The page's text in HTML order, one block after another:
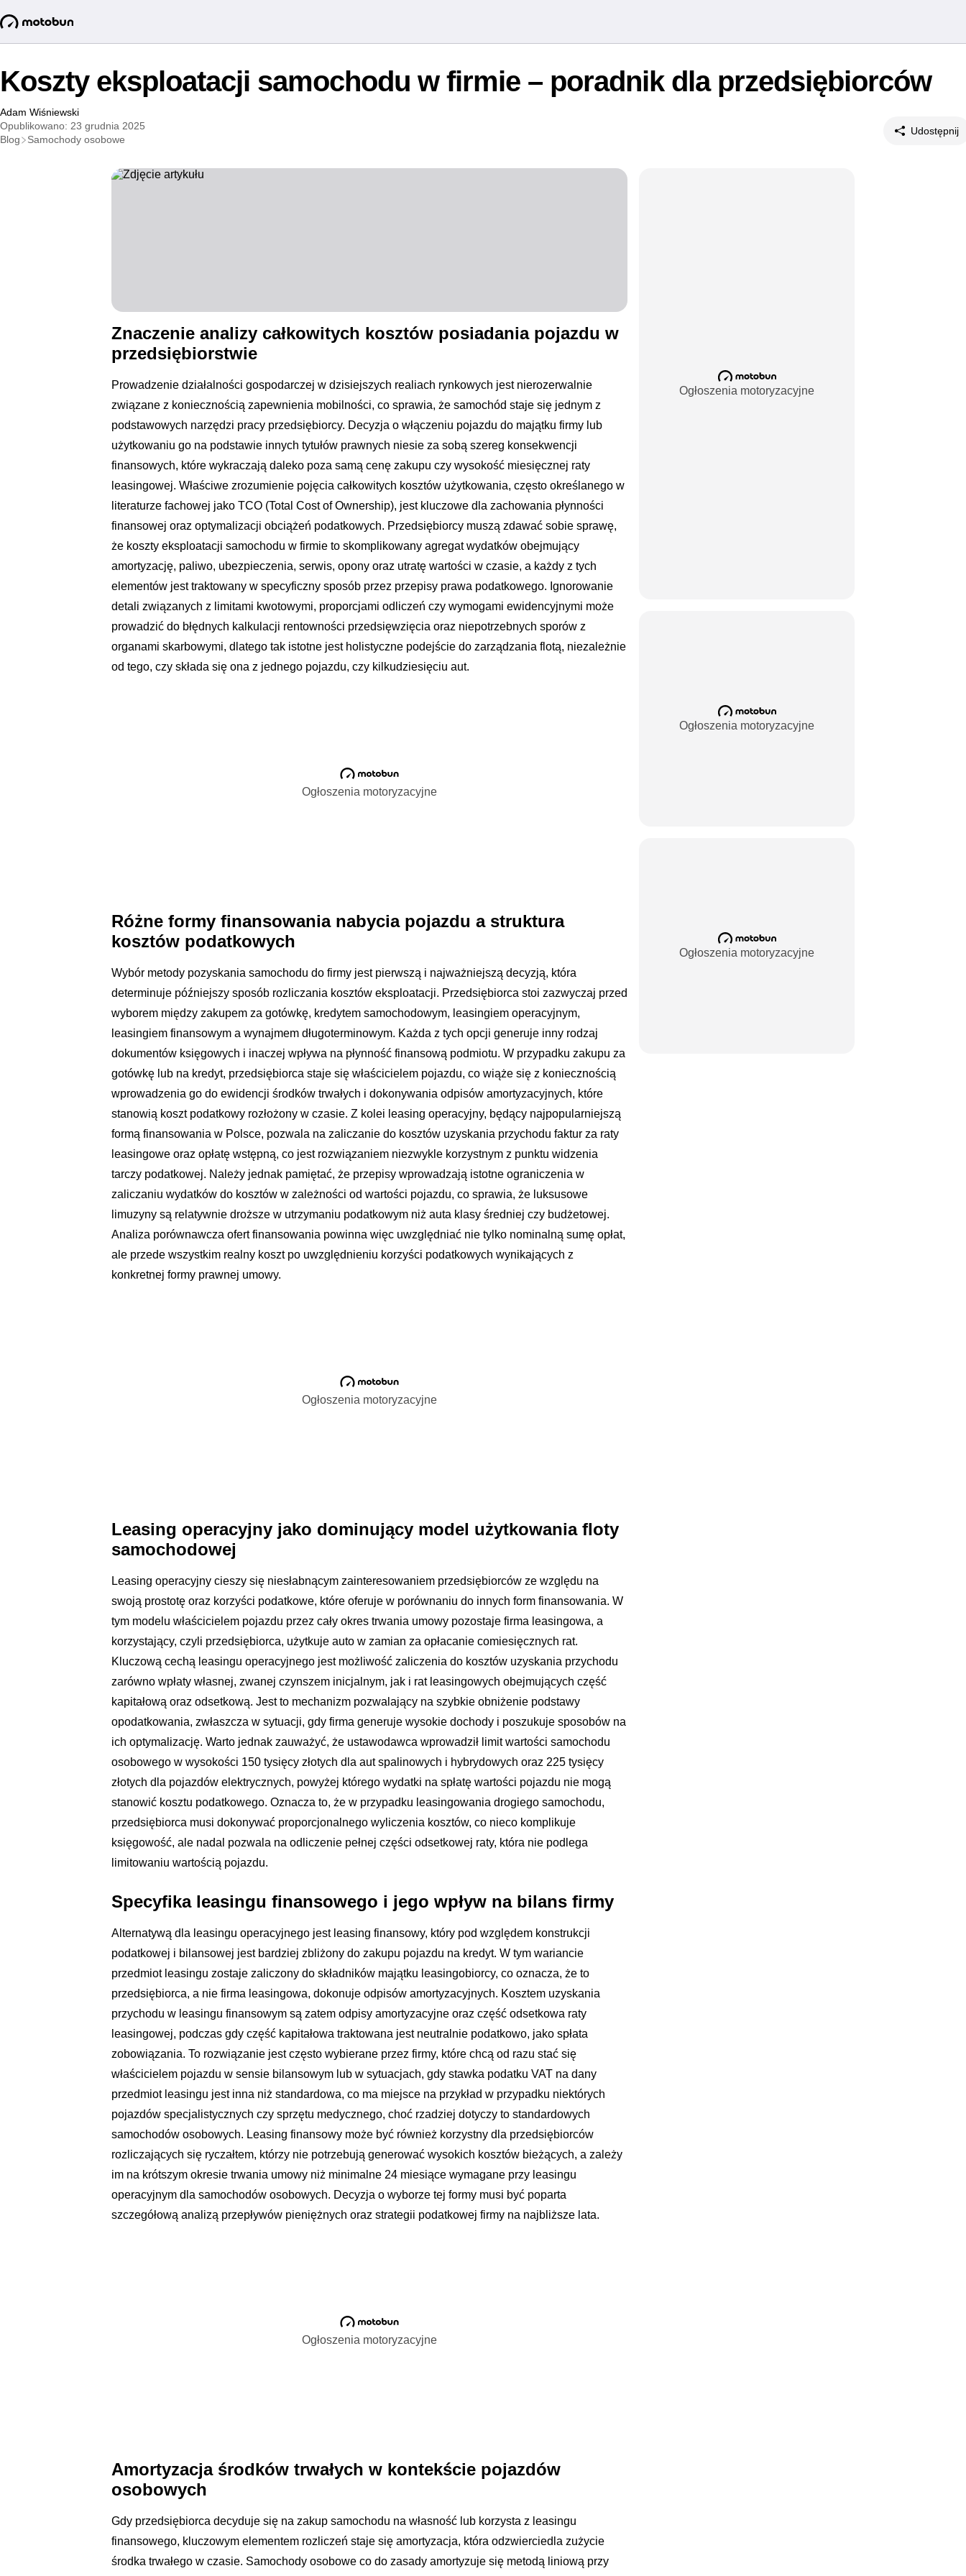
Koszty eksploatacji samochodu w firmie – poradnik dla przedsiębiorców
Adam Wiśniewski
Opublikowano: 23 grudnia 2025
Blog
Samochody osobowe
Udostępnij
Znaczenie analizy całkowitych kosztów posiadania pojazdu w
przedsiębiorstwie
Prowadzenie działalności gospodarczej w dzisiejszych realiach rynkowych jest nierozerwalnie
związane z koniecznością zapewnienia mobilności, co sprawia, że samochód staje się jednym z
podstawowych narzędzi pracy przedsiębiorcy. Decyzja o włączeniu pojazdu do majątku firmy lub
użytkowaniu go na podstawie innych tytułów prawnych niesie za sobą szereg konsekwencji
finansowych, które wykraczają daleko poza samą cenę zakupu czy wysokość miesięcznej raty
leasingowej. Właściwe zrozumienie pojęcia całkowitych kosztów użytkowania, często określanego w
literaturze fachowej jako TCO (Total Cost of Ownership), jest kluczowe dla zachowania płynności
finansowej oraz optymalizacji obciążeń podatkowych. Przedsiębiorcy muszą zdawać sobie sprawę,
że koszty eksploatacji samochodu w firmie to skomplikowany agregat wydatków obejmujący
amortyzację, paliwo, ubezpieczenia, serwis, opony oraz utratę wartości w czasie, a każdy z tych
elementów jest traktowany w specyficzny sposób przez przepisy prawa podatkowego. Ignorowanie
detali związanych z limitami kwotowymi, proporcjami odliczeń czy wymogami ewidencyjnymi może
prowadzić do błędnych kalkulacji rentowności przedsięwzięcia oraz niepotrzebnych sporów z
organami skarbowymi, dlatego tak istotne jest holistyczne podejście do zarządzania flotą, niezależnie
od tego, czy składa się ona z jednego pojazdu, czy kilkudziesięciu aut.
Ogłoszenia motoryzacyjne
Różne formy finansowania nabycia pojazdu a struktura
kosztów podatkowych
Wybór metody pozyskania samochodu do firmy jest pierwszą i najważniejszą decyzją, która
determinuje późniejszy sposób rozliczania kosztów eksploatacji. Przedsiębiorca stoi zazwyczaj przed
wyborem między zakupem za gotówkę, kredytem samochodowym, leasingiem operacyjnym,
leasingiem finansowym a wynajmem długoterminowym. Każda z tych opcji generuje inny rodzaj
dokumentów księgowych i inaczej wpływa na płynność finansową podmiotu. W przypadku zakupu za
gotówkę lub na kredyt, przedsiębiorca staje się właścicielem pojazdu, co wiąże się z koniecznością
wprowadzenia go do ewidencji środków trwałych i dokonywania odpisów amortyzacyjnych, które
stanowią koszt podatkowy rozłożony w czasie. Z kolei leasing operacyjny, będący najpopularniejszą
formą finansowania w Polsce, pozwala na zaliczanie do kosztów uzyskania przychodu faktur za raty
leasingowe oraz opłatę wstępną, co jest rozwiązaniem niezwykle korzystnym z punktu widzenia
tarczy podatkowej. Należy jednak pamiętać, że przepisy wprowadzają istotne ograniczenia w
zaliczaniu wydatków do kosztów w zależności od wartości pojazdu, co sprawia, że luksusowe
limuzyny są relatywnie droższe w utrzymaniu podatkowym niż auta klasy średniej czy budżetowej.
Analiza porównawcza ofert finansowania powinna więc uwzględniać nie tylko nominalną sumę opłat,
ale przede wszystkim realny koszt po uwzględnieniu korzyści podatkowych wynikających z
konkretnej formy prawnej umowy.
Ogłoszenia motoryzacyjne
Leasing operacyjny jako dominujący model użytkowania floty
samochodowej
Leasing operacyjny cieszy się niesłabnącym zainteresowaniem przedsiębiorców ze względu na
swoją prostotę oraz korzyści podatkowe, które oferuje w porównaniu do innych form finansowania. W
tym modelu właścicielem pojazdu przez cały okres trwania umowy pozostaje firma leasingowa, a
korzystający, czyli przedsiębiorca, użytkuje auto w zamian za opłacanie comiesięcznych rat.
Kluczową cechą leasingu operacyjnego jest możliwość zaliczenia do kosztów uzyskania przychodu
zarówno wpłaty własnej, zwanej czynszem inicjalnym, jak i rat leasingowych obejmujących część
kapitałową oraz odsetkową. Jest to mechanizm pozwalający na szybkie obniżenie podstawy
opodatkowania, zwłaszcza w sytuacji, gdy firma generuje wysokie dochody i poszukuje sposobów na
ich optymalizację. Warto jednak zauważyć, że ustawodawca wprowadził limit wartości samochodu
osobowego w wysokości 150 tysięcy złotych dla aut spalinowych i hybrydowych oraz 225 tysięcy
złotych dla pojazdów elektrycznych, powyżej którego wydatki na spłatę wartości pojazdu nie mogą
stanowić kosztu podatkowego. Oznacza to, że w przypadku leasingowania drogiego samochodu,
przedsiębiorca musi dokonywać proporcjonalnego wyliczenia kosztów, co nieco komplikuje
księgowość, ale nadal pozwala na odliczenie pełnej części odsetkowej raty, która nie podlega
limitowaniu wartością pojazdu.
Specyfika leasingu finansowego i jego wpływ na bilans firmy
Alternatywą dla leasingu operacyjnego jest leasing finansowy, który pod względem konstrukcji
podatkowej i bilansowej jest bardziej zbliżony do zakupu pojazdu na kredyt. W tym wariancie
przedmiot leasingu zostaje zaliczony do składników majątku leasingobiorcy, co oznacza, że to
przedsiębiorca, a nie firma leasingowa, dokonuje odpisów amortyzacyjnych. Kosztem uzyskania
przychodu w leasingu finansowym są zatem odpisy amortyzacyjne oraz część odsetkowa raty
leasingowej, podczas gdy część kapitałowa traktowana jest neutralnie podatkowo, jako spłata
zobowiązania. To rozwiązanie jest często wybierane przez firmy, które chcą od razu stać się
właścicielem pojazdu w sensie bilansowym lub w sytuacjach, gdy stawka podatku VAT na dany
przedmiot leasingu jest inna niż standardowa, co ma miejsce na przykład w przypadku niektórych
pojazdów specjalistycznych czy sprzętu medycznego, choć rzadziej dotyczy to standardowych
samochodów osobowych. Leasing finansowy może być również korzystny dla przedsiębiorców
rozliczających się ryczałtem, którzy nie potrzebują generować wysokich kosztów bieżących, a zależy
im na krótszym okresie trwania umowy niż minimalne 24 miesiące wymagane przy leasingu
operacyjnym dla samochodów osobowych. Decyzja o wyborze tej formy musi być poparta
szczegółową analizą przepływów pieniężnych oraz strategii podatkowej firmy na najbliższe lata.
Ogłoszenia motoryzacyjne
Amortyzacja środków trwałych w kontekście pojazdów
osobowych
Gdy przedsiębiorca decyduje się na zakup samochodu na własność lub korzysta z leasingu
finansowego, kluczowym elementem rozliczeń staje się amortyzacja, która odzwierciedla zużycie
środka trwałego w czasie. Samochody osobowe co do zasady amortyzuje się metodą liniową przy
Ogłoszenia motoryzacyjne
Ogłoszenia motoryzacyjne
Ogłoszenia motoryzacyjne